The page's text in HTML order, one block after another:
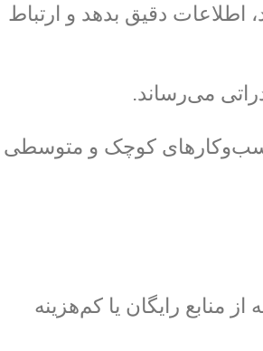
دقیق بدهد و ارتباط
می‌رساند.
کسب‌وکارهای کوچک و متوسطی
منابع رایگان یا کم‌هزینه